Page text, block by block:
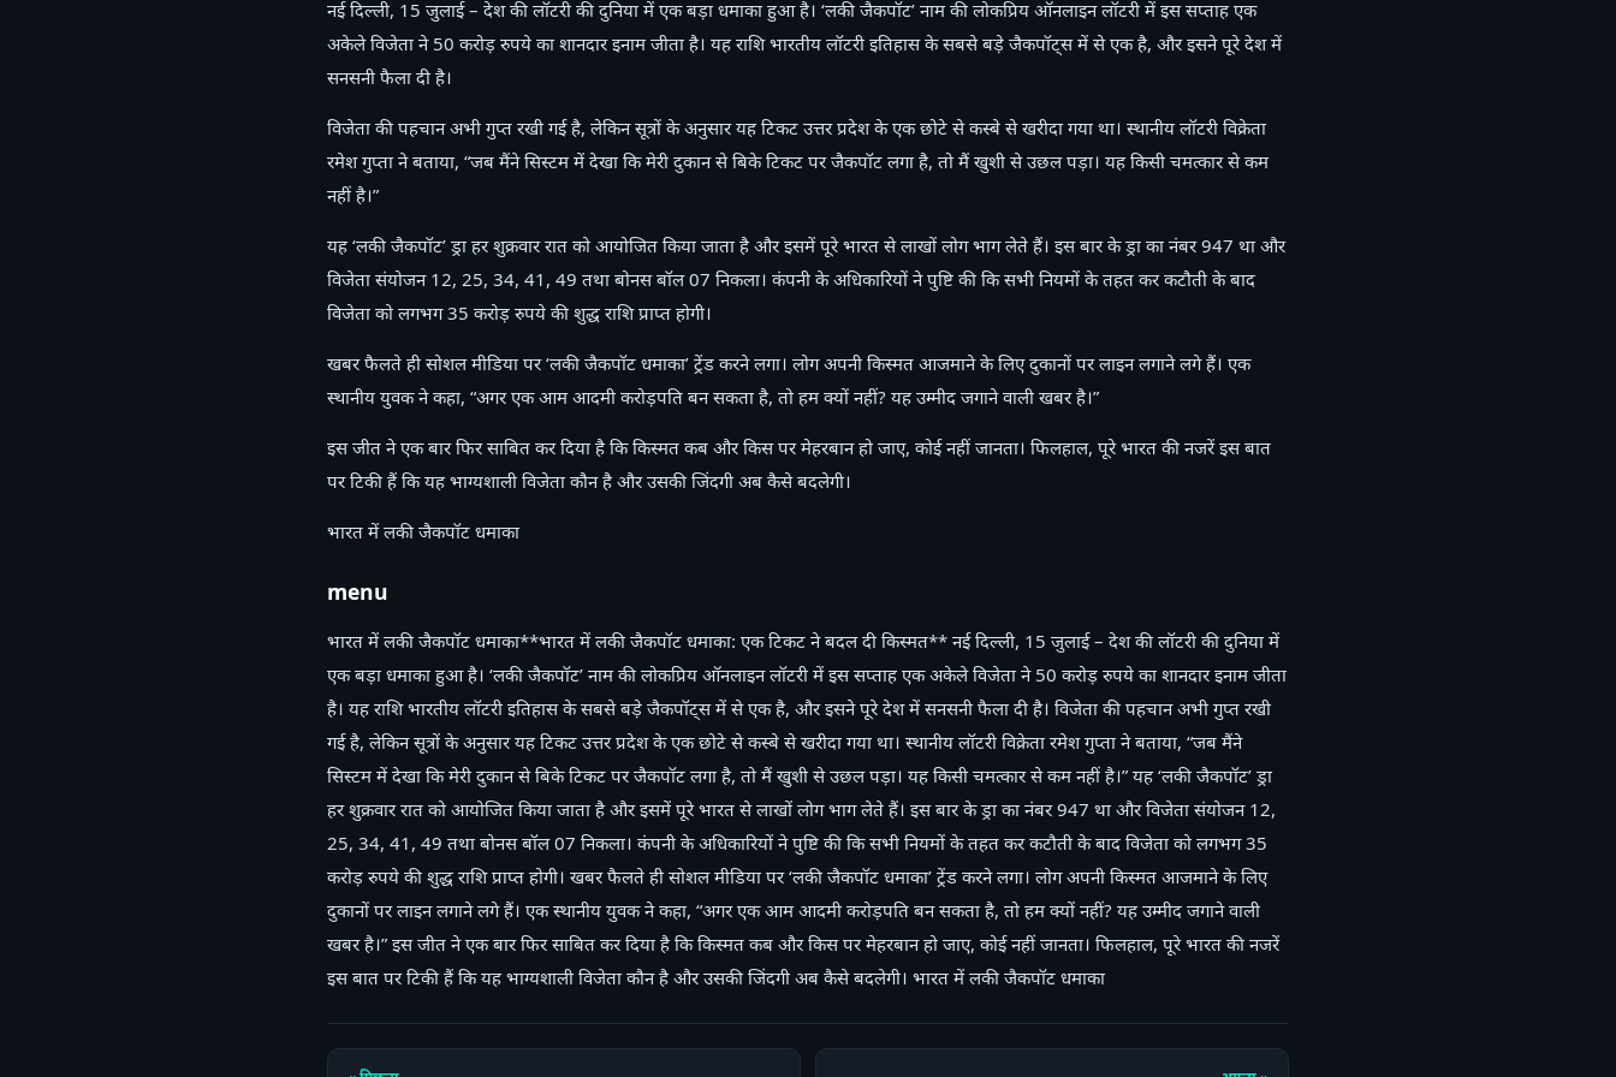
नई दिल्ली, 15 जुलाई – देश की लॉटरी की दुनिया में एक बड़ा धमाका हुआ है। ‘लकी जैकपॉट’ नाम की लोकप्रिय ऑनलाइन लॉटरी में इस सप्ताह एक
अकेले विजेता ने 50 करोड़ रुपये का शानदार इनाम जीता है। यह राशि भारतीय लॉटरी इतिहास के सबसे बड़े जैकपॉट्स में से एक है, और इसने पूरे देश में
सनसनी फैला दी है।
विजेता की पहचान अभी गुप्त रखी गई है, लेकिन सूत्रों के अनुसार यह टिकट उत्तर प्रदेश के एक छोटे से कस्बे से खरीदा गया था। स्थानीय लॉटरी विक्रेता
रमेश गुप्ता ने बताया, “जब मैंने सिस्टम में देखा कि मेरी दुकान से बिके टिकट पर जैकपॉट लगा है, तो मैं खुशी से उछल पड़ा। यह किसी चमत्कार से कम
नहीं है।”
यह ‘लकी जैकपॉट’ ड्रा हर शुक्रवार रात को आयोजित किया जाता है और इसमें पूरे भारत से लाखों लोग भाग लेते हैं। इस बार के ड्रा का नंबर 947 था और
विजेता संयोजन 12, 25, 34, 41, 49 तथा बोनस बॉल 07 निकला। कंपनी के अधिकारियों ने पुष्टि की कि सभी नियमों के तहत कर कटौती के बाद
विजेता को लगभग 35 करोड़ रुपये की शुद्ध राशि प्राप्त होगी।
खबर फैलते ही सोशल मीडिया पर ‘लकी जैकपॉट धमाका’ ट्रेंड करने लगा। लोग अपनी किस्मत आजमाने के लिए दुकानों पर लाइन लगाने लगे हैं। एक
स्थानीय युवक ने कहा, “अगर एक आम आदमी करोड़पति बन सकता है, तो हम क्यों नहीं? यह उम्मीद जगाने वाली खबर है।”
इस जीत ने एक बार फिर साबित कर दिया है कि किस्मत कब और किस पर मेहरबान हो जाए, कोई नहीं जानता। फिलहाल, पूरे भारत की नजरें इस बात
पर टिकी हैं कि यह भाग्यशाली विजेता कौन है और उसकी जिंदगी अब कैसे बदलेगी।
भारत में लकी जैकपॉट धमाका
menu
भारत में लकी जैकपॉट धमाका**भारत में लकी जैकपॉट धमाका: एक टिकट ने बदल दी किस्मत** नई दिल्ली, 15 जुलाई – देश की लॉटरी की दुनिया में
एक बड़ा धमाका हुआ है। ‘लकी जैकपॉट’ नाम की लोकप्रिय ऑनलाइन लॉटरी में इस सप्ताह एक अकेले विजेता ने 50 करोड़ रुपये का शानदार इनाम जीता
है। यह राशि भारतीय लॉटरी इतिहास के सबसे बड़े जैकपॉट्स में से एक है, और इसने पूरे देश में सनसनी फैला दी है। विजेता की पहचान अभी गुप्त रखी
गई है, लेकिन सूत्रों के अनुसार यह टिकट उत्तर प्रदेश के एक छोटे से कस्बे से खरीदा गया था। स्थानीय लॉटरी विक्रेता रमेश गुप्ता ने बताया, “जब मैंने
सिस्टम में देखा कि मेरी दुकान से बिके टिकट पर जैकपॉट लगा है, तो मैं खुशी से उछल पड़ा। यह किसी चमत्कार से कम नहीं है।” यह ‘लकी जैकपॉट’ ड्रा
हर शुक्रवार रात को आयोजित किया जाता है और इसमें पूरे भारत से लाखों लोग भाग लेते हैं। इस बार के ड्रा का नंबर 947 था और विजेता संयोजन 12,
25, 34, 41, 49 तथा बोनस बॉल 07 निकला। कंपनी के अधिकारियों ने पुष्टि की कि सभी नियमों के तहत कर कटौती के बाद विजेता को लगभग 35
करोड़ रुपये की शुद्ध राशि प्राप्त होगी। खबर फैलते ही सोशल मीडिया पर ‘लकी जैकपॉट धमाका’ ट्रेंड करने लगा। लोग अपनी किस्मत आजमाने के लिए
दुकानों पर लाइन लगाने लगे हैं। एक स्थानीय युवक ने कहा, “अगर एक आम आदमी करोड़पति बन सकता है, तो हम क्यों नहीं? यह उम्मीद जगाने वाली
खबर है।” इस जीत ने एक बार फिर साबित कर दिया है कि किस्मत कब और किस पर मेहरबान हो जाए, कोई नहीं जानता। फिलहाल, पूरे भारत की नजरें
इस बात पर टिकी हैं कि यह भाग्यशाली विजेता कौन है और उसकी जिंदगी अब कैसे बदलेगी। भारत में लकी जैकपॉट धमाका